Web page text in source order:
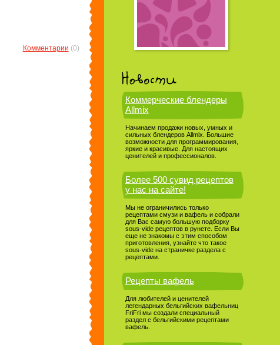
Коммерческие блендеры
Allmix
Начинаем продажи новых, умных и
сильных блендеров Allmix. Большие
возможности для программирования,
яркие и красивые. Для настоящих
ценителей и профессионалов.
Более 500 сувид рецептов
у нас на сайте!
Мы не ограничились только
рецептами смузи и вафель и собрали
для Вас самую большую подборку
sous-vide рецептов в рунете. Если Вы
еще не знакомы с этим способом
приготовления, узнайте что такое
sous-vide на страничке раздела с
рецептами.
Рецепты вафель
Для любителей и ценителей
легендарных бельгийских вафельниц
FriFri мы создали специальный
раздел с бельгийскими рецептами
вафель.
Комментарии (0)